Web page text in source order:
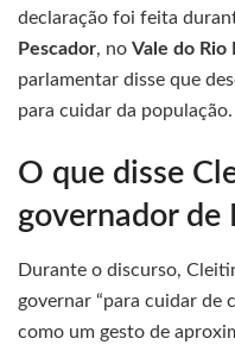
declaração foi feita
Pescador, no Vale do Rio
parlamentar disse que
para cuidar da população.
O que disse
governador de
Durante o discurso,
governar “para cuidar de
como um gesto de